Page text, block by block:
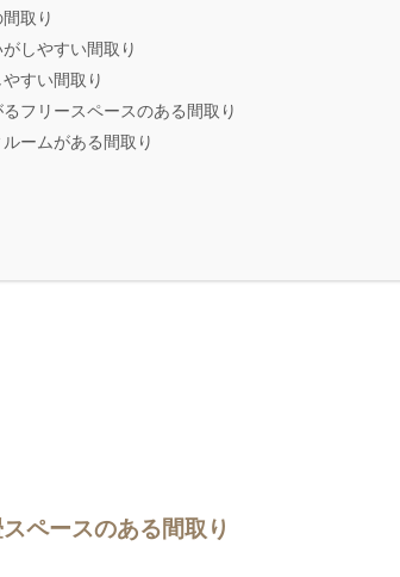
取り
しやすい間取り
すい間取り
フリースペースのある間取り
ームがある間取り
ペースのある間取り